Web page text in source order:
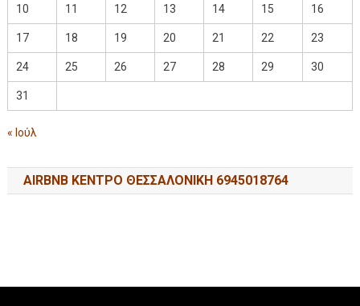
10 11 12 13 14 15 16
17 18 19 20 21 22 23
24 25 26 27 28 29 30
31
« Ιούλ
AIRBNB ΚΕΝΤΡΟ ΘΕΣΣΑΛΟΝΙΚΗ 6945018764